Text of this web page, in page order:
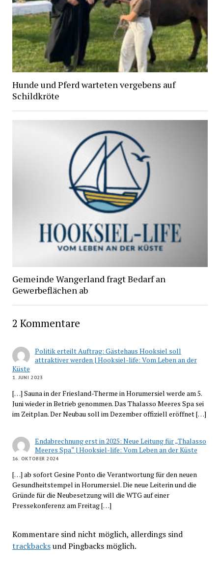
Hunde und Pferd warteten vergebens auf
Schildkröte
Gemeinde Wangerland fragt Bedarf an
Gewerbeflächen ab
2 Kommentare
Politik erteilt Auftrag: Gästehaus Hooksiel soll
attraktiver werden | Hooksiel-life: Vom Leben an der
Küste
1. JUNI 2023
[…] Sauna in der Friesland-Therme in Horumersiel werde am 5.
Juni wieder in Betrieb genommen. Das Thalasso Meeres Spa sei
im Zeitplan. Der Neubau soll im Dezember offiziell eröffnet […]
Endabrechnung erst in 2025: Neue Leitung für „Thalasso
Meeres Spa“ | Hooksiel-life: Vom Leben an der Küste
16. OKTOBER 2024
[…] ab sofort Gesine Ponto die Verantwortung für den neuen
Gesundheitstempel in Horumersiel. Die neue Leiterin und die
Gründe für die Neubesetzung will die WTG auf einer
Pressekonferenz am Freitag […]
Kommentare sind nicht möglich, allerdings sind
trackbacksund Pingbacks möglich.